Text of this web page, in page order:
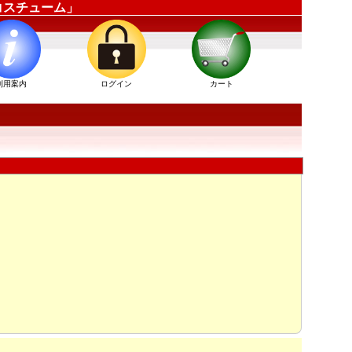
チューム」
用案内 ログイン カート